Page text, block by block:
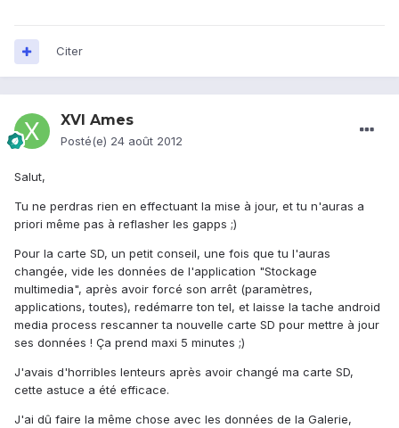
Citer
XVI Ames
Posté(e) 24 août 2012
Salut,
Tu ne perdras rien en effectuant la mise à jour, et tu n'auras a
priori même pas à reflasher les gapps ;)
Pour la carte SD, un petit conseil, une fois que tu l'auras
changée, vide les données de l'application "Stockage
multimedia", après avoir forcé son arrêt (paramètres,
applications, toutes), redémarre ton tel, et laisse la tache android
media process rescanner ta nouvelle carte SD pour mettre à jour
ses données ! Ça prend maxi 5 minutes ;)
J'avais d'horribles lenteurs après avoir changé ma carte SD,
cette astuce a été efficace.
J'ai dû faire la même chose avec les données de la Galerie,